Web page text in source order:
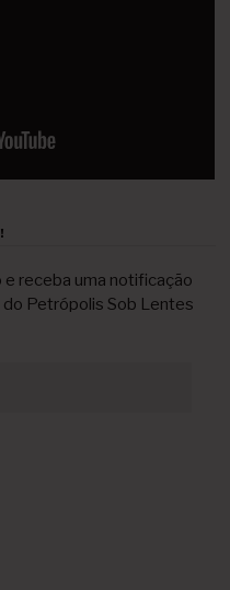
e receba uma notificação
Petrópolis Sob Lentes